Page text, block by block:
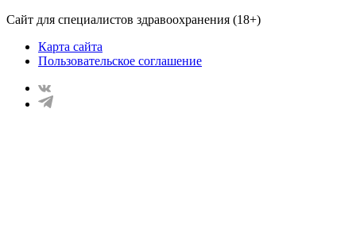
Сайт для специалистов здравоохранения (18+)
Карта сайта
Пользовательское соглашение